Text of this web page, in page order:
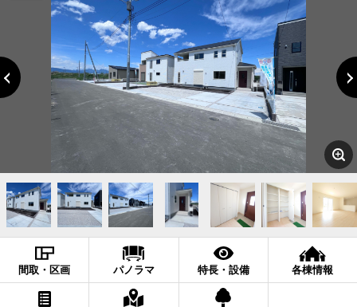
間取・区画 パノラマ 特長・設備 各棟情報